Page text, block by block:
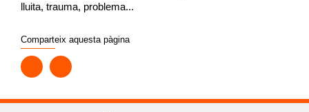
lluita, trauma, problema...
Comparteix aquesta pàgina